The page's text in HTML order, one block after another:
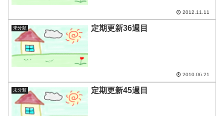
2012.11.11
未分類 定期更新36週目
2010.06.21
未分類 定期更新45週目